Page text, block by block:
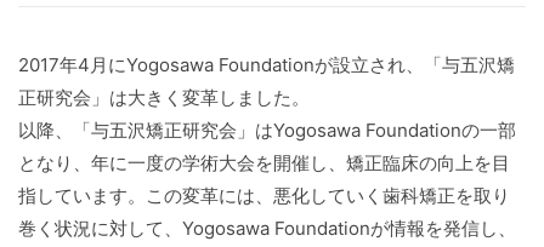
2017年4月にYogosawa Foundationが設立され、「与五沢矯
正研究会」は大きく変革しました。
以降、「与五沢矯正研究会」はYogosawa Foundationの一部
となり、年に一度の学術大会を開催し、矯正臨床の向上を目
指しています。この変革には、悪化していく歯科矯正を取り
巻く状況に対して、Yogosawa Foundationが情報を発信し、